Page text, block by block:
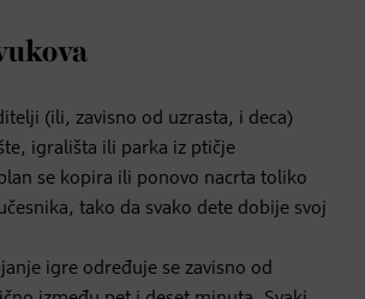
(ili, zavisno od uzrasta, i deca)
igrališta ili parka iz ptičje
se kopira ili ponovo nacrta toliko
tako da svako dete dobije svoj
igre određuje se zavisno od